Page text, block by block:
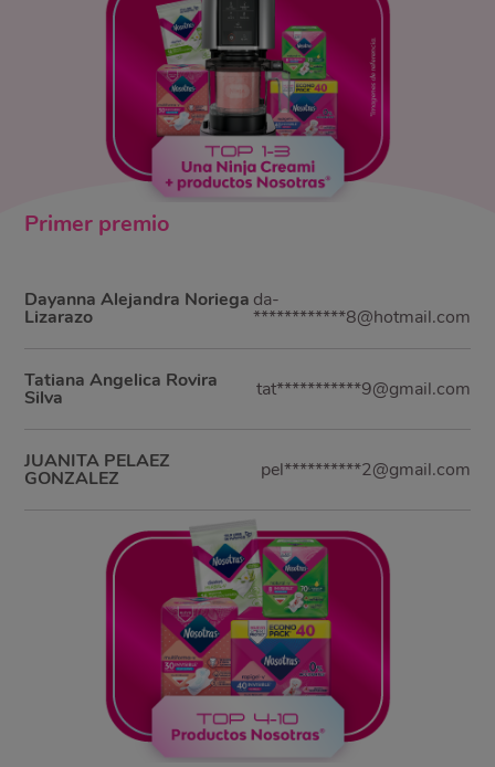
Primer premio
Dayanna Alejandra Noriega
Lizarazo
da-
************8@hotmail.com
Tatiana Angelica Rovira
Silva tat***********9@gmail.com
JUANITA PELAEZ
GONZALEZ pel**********2@gmail.com